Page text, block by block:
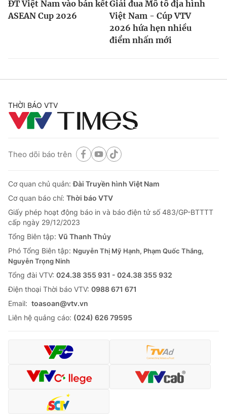
ĐT Việt Nam vào bán kết
ASEAN Cup 2026
Giải đua Mô tô địa hình
Việt Nam - Cúp VTV
2026 hứa hẹn nhiều
điểm nhấn mới
THỜI BÁO VTV
Theo dõi báo trên
Cơ quan chủ quản:Đài Truyền hình Việt Nam
Cơ quan báo chí: Thời báo VTV
Giấy phép hoạt động báo in và báo điện tử số 483/GP-BTTTT
cấp ngày 29/12/2023
Tổng Biên tập: Vũ Thanh Thủy
Phó Tổng Biên tập: Nguyễn Thị Mỹ Hạnh, Phạm Quốc Thắng,
Nguyễn Trọng Ninh
Tổng đài VTV: 024.38 355 931 - 024.38 355 932
Ðiện thoại Thời báo VTV: 0988 671 671
Email: toasoan@vtv.vn
Liên hệ quảng cáo: (024) 626 79595